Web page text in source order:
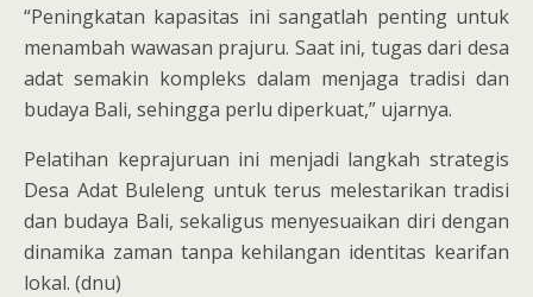
“Peningkatan kapasitas ini sangatlah penting untuk
menambah wawasan prajuru. Saat ini, tugas dari desa
adat semakin kompleks dalam menjaga tradisi dan
budaya Bali, sehingga perlu diperkuat,” ujarnya.
Pelatihan keprajuruan ini menjadi langkah strategis
Desa Adat Buleleng untuk terus melestarikan tradisi
dan budaya Bali, sekaligus menyesuaikan diri dengan
dinamika zaman tanpa kehilangan identitas kearifan
lokal. (dnu)